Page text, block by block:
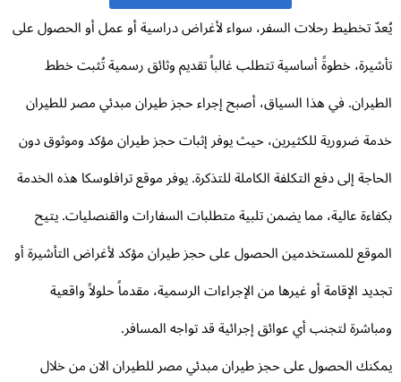
تخطيط رحلات السفر، سواء لأغراض دراسية أو عمل أو الحصول على
خطوةً أساسية تتطلب غالباً تقديم وثائق رسمية تُثبت خطط
في هذا السياق، أصبح إجراء حجز طيران مبدئي مصر للطيران
ضرورية للكثيرين، حيث يوفر إثبات حجز طيران مؤكد وموثوق دون
إلى دفع التكلفة الكاملة للتذكرة. يوفر موقع ترافلوسكا هذه الخدمة
عالية، مما يضمن تلبية متطلبات السفارات والقنصليات. يتيح
للمستخدمين الحصول على حجز طيران مؤكد لأغراض التأشيرة أو
الإقامة أو غيرها من الإجراءات الرسمية، مقدماً حلولاً واقعية
لتجنب أي عوائق إجرائية قد تواجه المسافر.
الحصول على حجز طيران مبدئي مصر للطيران الان من خلال